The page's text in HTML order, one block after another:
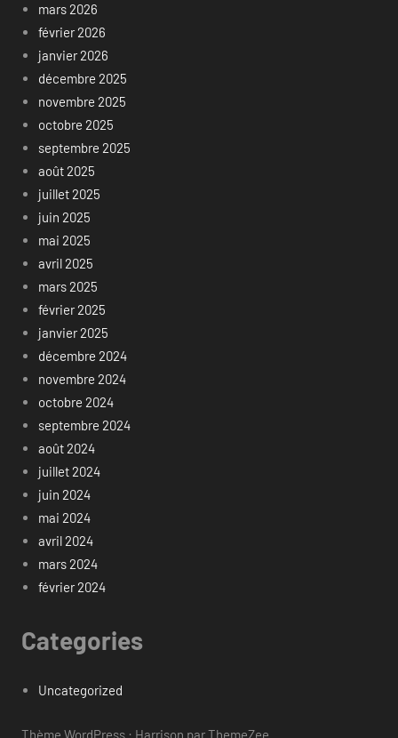
mars 2026
février 2026
janvier 2026
décembre 2025
novembre 2025
octobre 2025
septembre 2025
août 2025
juillet 2025
juin 2025
mai 2025
avril 2025
mars 2025
février 2025
janvier 2025
décembre 2024
novembre 2024
octobre 2024
septembre 2024
août 2024
juillet 2024
juin 2024
mai 2024
avril 2024
mars 2024
février 2024
Categories
Uncategorized
Thème WordPress : Harrison par ThemeZee.